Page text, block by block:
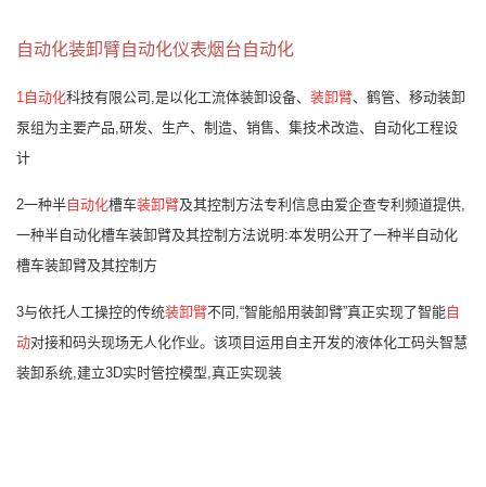
自动化装卸臂自动化仪表烟台自动化
1自动化科技有限公司,是以化工流体装卸设备、 装卸臂、鹤管、移动装卸
泵组为主要产品,研发、生产、制造、销售、集技术改造、自动化工程设
计
2一种半自动化槽车装卸臂及其控制方法专利信息由爱企查专利频道提供,
一种半自动化槽车装卸臂及其控制方法说明:本发明公开了一种半自动化
槽车装卸臂及其控制方
3与依托人工操控的传统装卸臂不同,“智能船用装卸臂”真正实现了智能自
动对接和码头现场无人化作业。该项目运用自主开发的液体化工码头智慧
装卸系统,建立3D实时管控模型,真正实现装